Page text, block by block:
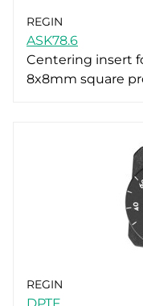
REGIN
ASK78.6
Centering insert
8x8mm square
REGIN